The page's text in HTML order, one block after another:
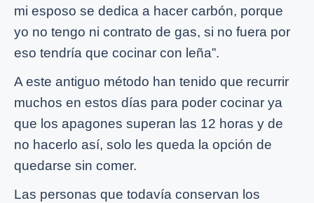
mi esposo se dedica a hacer carbón, porque
yo no tengo ni contrato de gas, si no fuera por
eso tendría que cocinar con leña”.
A este antiguo método han tenido que recurrir
muchos en estos días para poder cocinar ya
que los apagones superan las 12 horas y de
no hacerlo así, solo les queda la opción de
quedarse sin comer.
Las personas que todavía conservan los